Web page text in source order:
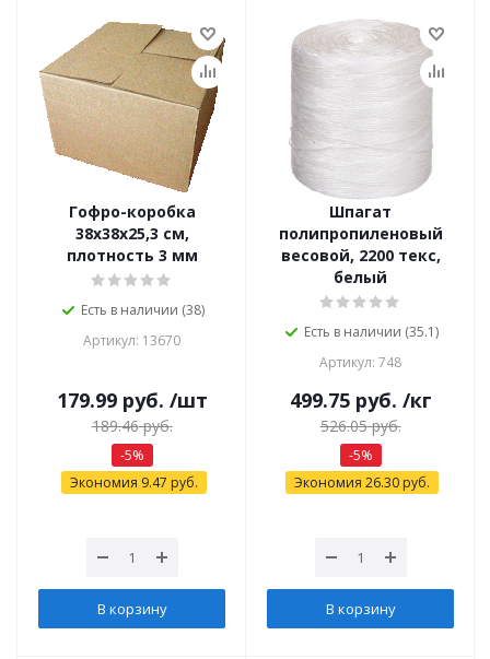
Гофро-коробка
38х38х25,3 см,
плотность 3 мм
Есть в наличии (38)
Артикул: 13670
179.99руб. /шт
189.46руб.
-5%
Экономия 9.47 руб.
В корзину
Шпагат
полипропиленовый
весовой, 2200 текс,
белый
Есть в наличии (35.1)
Артикул: 748
499.75руб. /кг
526.05руб.
-5%
Экономия 26.30 руб.
В корзину